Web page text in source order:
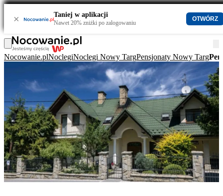
× Taniej w aplikacji
Nawet 20% zniżki po zalogowaniu
OTWÓRZ
Nocowanie.plNoclegiNoclegi Nowy TargPensjonaty Nowy Targ